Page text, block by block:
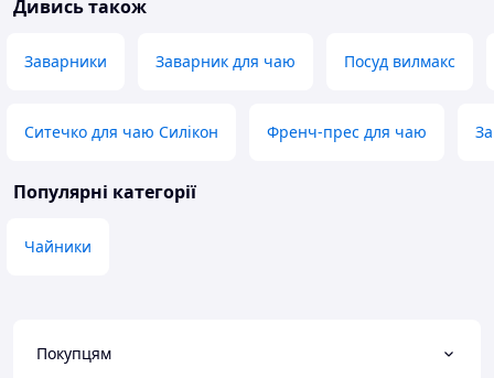
Дивись також
Заварники Заварник для чаю Посуд вилмакс
Ситечко для чаю Силікон Френч-прес для чаю
Популярні категорії
Чайники
Покупцям